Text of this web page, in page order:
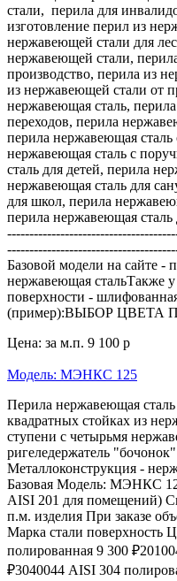
стали, перила для
изготовление перил из
нержавеющей стали для
нержавеющей стали,
производство, перила из
из нержавеющей стали от
нержавеющая сталь,
переходов, перила
перила нержавеющая сталь
нержавеющая сталь с
сталь для детей, перила
нержавеющая сталь для
для школ, перила
перила нержавеющая
Базовой модели на сайте -
нержавеющая стальТакже
поверхности -
(пример):ВЫБОР ЦВЕТА
Цена: за м.п. 9 100 р
Модель: МЭНКС 125
Перила нержавеющая
квадратных стойках из
ступени с четырьмя
ригеледержатель "бочонок"
Металлоконструкция -
Базовая Модель: МЭНКС
AISI 201 для помещений)
п.м. изделия При заказе
Марка стали поверхность
полированная 9 300
₽3040044 AISI 304